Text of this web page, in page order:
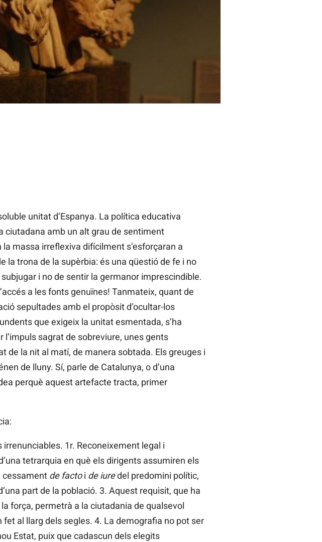
unitat d’Espanya. La política educativa
ciutadana amb un alt grau de sentiment
massa irreflexiva difícilment s’esforçaran a
la trona de la supèrbia: és una qüestió de fe i no
i no de sentir la germanor imprescindible.
a les fonts genuïnes! Tanmateix, quant de
sepultades amb el propòsit d’ocultar-los
que exigeix la unitat esmentada, s’ha
sagrat de sobreviure, unes gents
de la nit al matí, de manera sobtada. Els greuges i
de lluny. Sí, parle de Catalunya, o d’una
perquè aquest artefacte tracta, primer
1r. Reconeixement legal i
tetrarquia en què els dirigents assumiren els
cessament de factoi de iuredel predomini polític,
part de la població. 3. Aquest requisit, que ha
força, permetrà a la ciutadania de qualsevol
al llarg dels segles. 4. La demografia no pot ser
Estat, puix que cadascun dels elegits